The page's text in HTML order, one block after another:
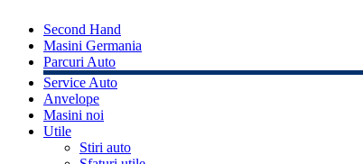
Second Hand
Masini Germania
Parcuri Auto
Service Auto
Anvelope
Masini noi
Utile
Stiri auto